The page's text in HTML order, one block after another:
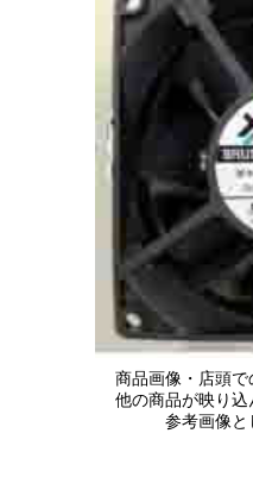
商品画像・店頭で
他の商品が映り込
参考画像と